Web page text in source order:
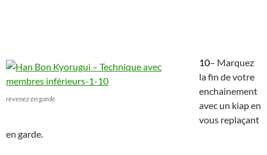
revenez en garde
10– Marquez
la fin de votre
enchainement
avec un kiap en
vous replaçant
en garde.